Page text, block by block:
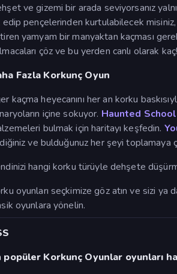
ve gizemi bir arada seviyorsanız
pençelerinden kurtulabilecek misiniz,
yamyam bir manyaktan kaçması
çöz ve bu yerden canlı olarak kaç!
Fazla Korkunç Oyun
kaçma heyecanını her an korku
içine sokuyor. Haunted School
bulmak için haritayı keşfedin.
ve bulduğunuz her şeyi toplamaya
hangi korku türüyle dehşete
oyunları seçkimize göz atın ve sizi ya
oyunlara yönelin.
popüler Korkunç Oyunlar oyunları